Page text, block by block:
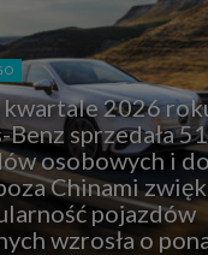
2026
sprzedała
osobowych i
Chinami
pojazdów
wzrosła o